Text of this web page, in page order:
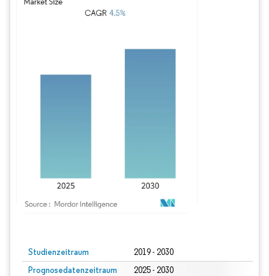
Studienzeitraum 2019 - 2030
Prognosedatenzeitraum 2025 - 2030